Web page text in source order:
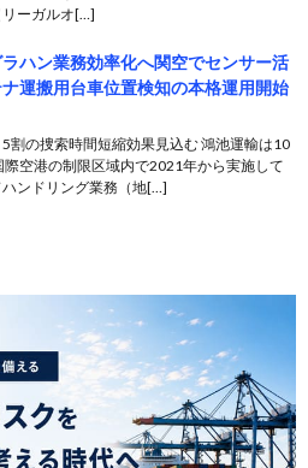
ーガルオ[…]
ハン業務効率化へ関空でセンサー活
運搬用台車位置検知の本格運用開始
割の捜索時間短縮効果見込む 鴻池運輸は10
際空港の制限区域内で2021年から実施して
ンドリング業務（地[…]